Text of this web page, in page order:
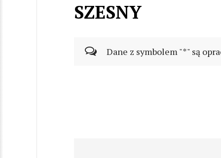
SZESNY
Dane z symbolem "*" są